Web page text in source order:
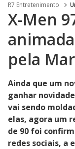
R7 Entretenimento
X-Men
pela
Ainda que um
ganhar
vai sendo
elas, agora um
de 90 foi
redes sociais, a